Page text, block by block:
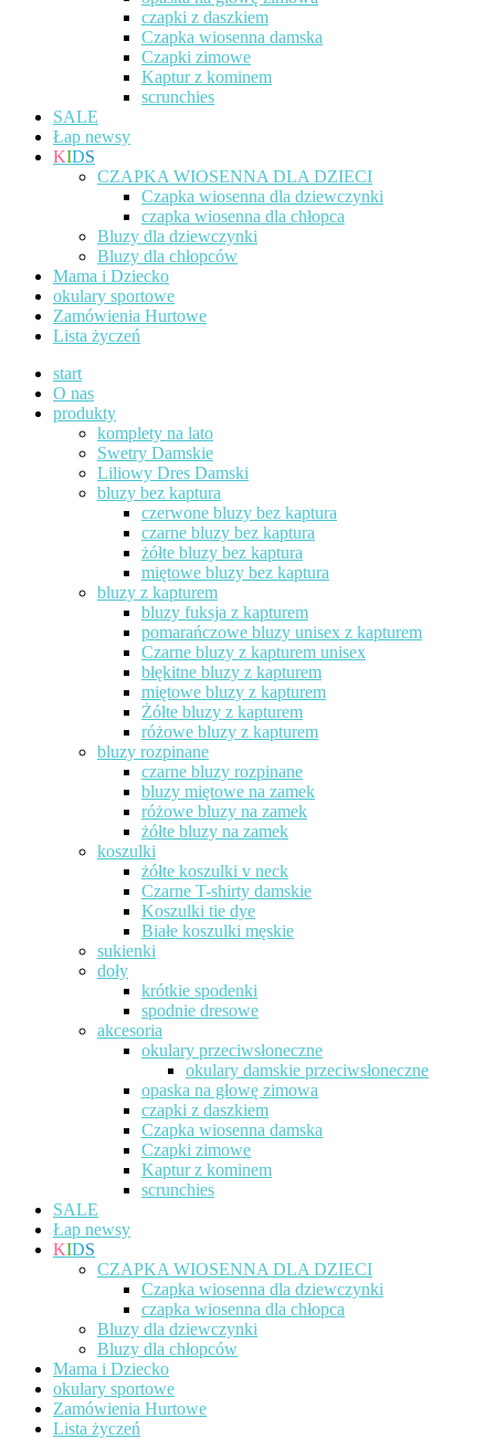
czapki z daszkiem
Czapka wiosenna damska
Czapki zimowe
Kaptur z kominem
scrunchies
SALE
Łap newsy
KIDS
CZAPKA WIOSENNA DLA DZIECI
Czapka wiosenna dla dziewczynki
czapka wiosenna dla chłopca
Bluzy dla dziewczynki
Bluzy dla chłopców
Mama i Dziecko
okulary sportowe
Zamówienia Hurtowe
Lista życzeń
start
O nas
produkty
komplety na lato
Swetry Damskie
Liliowy Dres Damski
bluzy bez kaptura
czerwone bluzy bez kaptura
czarne bluzy bez kaptura
żółte bluzy bez kaptura
miętowe bluzy bez kaptura
bluzy z kapturem
bluzy fuksja z kapturem
pomarańczowe bluzy unisex z kapturem
Czarne bluzy z kapturem unisex
błękitne bluzy z kapturem
miętowe bluzy z kapturem
Żółte bluzy z kapturem
różowe bluzy z kapturem
bluzy rozpinane
czarne bluzy rozpinane
bluzy miętowe na zamek
różowe bluzy na zamek
żółte bluzy na zamek
koszulki
żółte koszulki v neck
Czarne T-shirty damskie
Koszulki tie dye
Białe koszulki męskie
sukienki
doły
krótkie spodenki
spodnie dresowe
akcesoria
okulary przeciwsłoneczne
okulary damskie przeciwsłoneczne
opaska na głowę zimowa
czapki z daszkiem
Czapka wiosenna damska
Czapki zimowe
Kaptur z kominem
scrunchies
SALE
Łap newsy
KIDS
CZAPKA WIOSENNA DLA DZIECI
Czapka wiosenna dla dziewczynki
czapka wiosenna dla chłopca
Bluzy dla dziewczynki
Bluzy dla chłopców
Mama i Dziecko
okulary sportowe
Zamówienia Hurtowe
Lista życzeń